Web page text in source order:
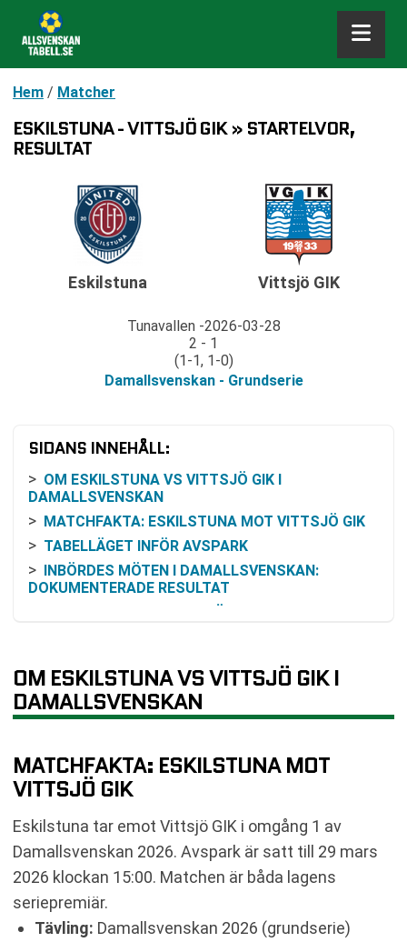
Hem / Matcher
ESKILSTUNA - VITTSJÖ GIK » STARTELVOR,
RESULTAT
Eskilstuna
Tunavallen 2026-03-28
2 - 1
(1-1, 1-0)
Damallsvenskan - Grundserie
Vittsjö GIK
SIDANS INNEHÅLL:
OM ESKILSTUNA VS VITTSJÖ GIK I
DAMALLSVENSKAN
MATCHFAKTA: ESKILSTUNA MOT VITTSJÖ GIK
TABELLÄGET INFÖR AVSPARK
INBÖRDES MÖTEN I DAMALLSVENSKAN:
DOKUMENTERADE RESULTAT
RESONEMANG KRING ODDS OCH VINSTCHANS
KOMMANDE MATCHER EFTER PREMIÄREN
VANLIGA FRÅGOR OM ESKILSTUNA VS VITTSJÖ
RELATERADE NYHETER
OM ESKILSTUNA VS VITTSJÖ GIK I
DAMALLSVENSKAN
MATCHFAKTA: ESKILSTUNA MOT
VITTSJÖ GIK
Eskilstuna tar emot Vittsjö GIK i omgång 1 av
Damallsvenskan 2026. Avspark är satt till 29 mars
2026 klockan 15:00. Matchen är båda lagens
seriepremiär.
Tävling: Damallsvenskan 2026 (grundserie)